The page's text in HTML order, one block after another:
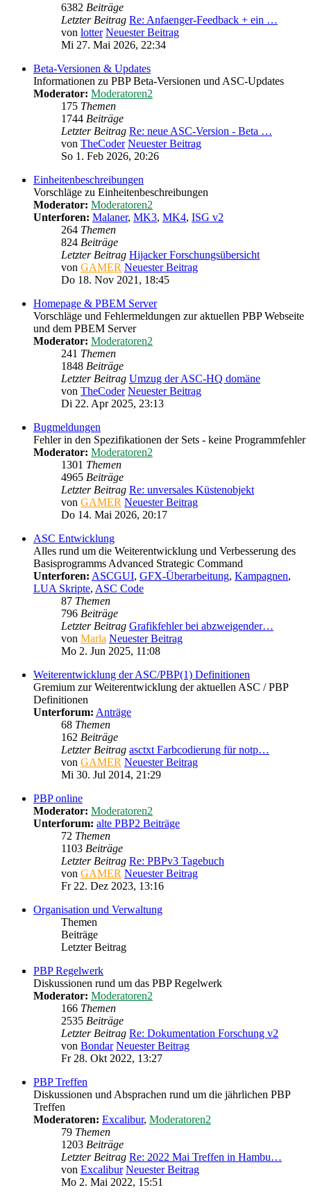
6382 Beiträge
Letzter Beitrag Re: Anfaenger-Feedback + ein …
von lotter Neuester Beitrag
Mi 27. Mai 2026, 22:34
Beta-Versionen & Updates
Informationen zu PBP Beta-Versionen und ASC-Updates
Moderator: Moderatoren2
175 Themen
1744 Beiträge
Letzter Beitrag Re: neue ASC-Version - Beta …
von TheCoder Neuester Beitrag
So 1. Feb 2026, 20:26
Einheitenbeschreibungen
Vorschläge zu Einheitenbeschreibungen
Moderator: Moderatoren2
Unterforen: Malaner, MK3, MK4, ISG v2
264 Themen
824 Beiträge
Letzter Beitrag Hijacker Forschungsübersicht
von GAMER Neuester Beitrag
Do 18. Nov 2021, 18:45
Homepage & PBEM Server
Vorschläge und Fehlermeldungen zur aktuellen PBP Webseite
und dem PBEM Server
Moderator: Moderatoren2
241 Themen
1848 Beiträge
Letzter Beitrag Umzug der ASC-HQ domäne
von TheCoder Neuester Beitrag
Di 22. Apr 2025, 23:13
Bugmeldungen
Fehler in den Spezifikationen der Sets - keine Programmfehler
Moderator: Moderatoren2
1301 Themen
4965 Beiträge
Letzter Beitrag Re: unversales Küstenobjekt
von GAMER Neuester Beitrag
Do 14. Mai 2026, 20:17
ASC Entwicklung
Alles rund um die Weiterentwicklung und Verbesserung des
Basisprogramms Advanced Strategic Command
Unterforen: ASCGUI, GFX-Überarbeitung, Kampagnen,
LUA Skripte, ASC Code
87 Themen
796 Beiträge
Letzter Beitrag Grafikfehler bei abzweigender…
von Marla Neuester Beitrag
Mo 2. Jun 2025, 11:08
Weiterentwicklung der ASC/PBP(1) Definitionen
Gremium zur Weiterentwicklung der aktuellen ASC / PBP
Definitionen
Unterforum: Anträge
68 Themen
162 Beiträge
Letzter Beitrag asctxt Farbcodierung für notp…
von GAMER Neuester Beitrag
Mi 30. Jul 2014, 21:29
PBP online
Moderator: Moderatoren2
Unterforum: alte PBP2 Beiträge
72 Themen
1103 Beiträge
Letzter Beitrag Re: PBPv3 Tagebuch
von GAMER Neuester Beitrag
Fr 22. Dez 2023, 13:16
Organisation und Verwaltung
Themen
Beiträge
Letzter Beitrag
PBP Regelwerk
Diskussionen rund um das PBP Regelwerk
Moderator: Moderatoren2
166 Themen
2535 Beiträge
Letzter Beitrag Re: Dokumentation Forschung v2
von Bondar Neuester Beitrag
Fr 28. Okt 2022, 13:27
PBP Treffen
Diskussionen und Absprachen rund um die jährlichen PBP
Treffen
Moderatoren: Excalibur, Moderatoren2
79 Themen
1203 Beiträge
Letzter Beitrag Re: 2022 Mai Treffen in Hambu…
von Excalibur Neuester Beitrag
Mo 2. Mai 2022, 15:51